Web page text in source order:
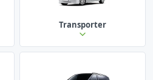
Transporter